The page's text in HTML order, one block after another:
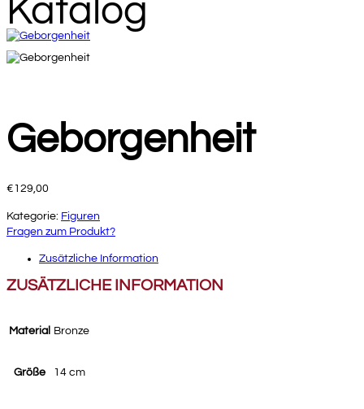
Katalog
Geborgenheit
€129,00
Kategorie: Figuren
Fragen zum Produkt?
Zusätzliche Information
ZUSÄTZLICHE INFORMATION
Material Bronze
Größe 14 cm